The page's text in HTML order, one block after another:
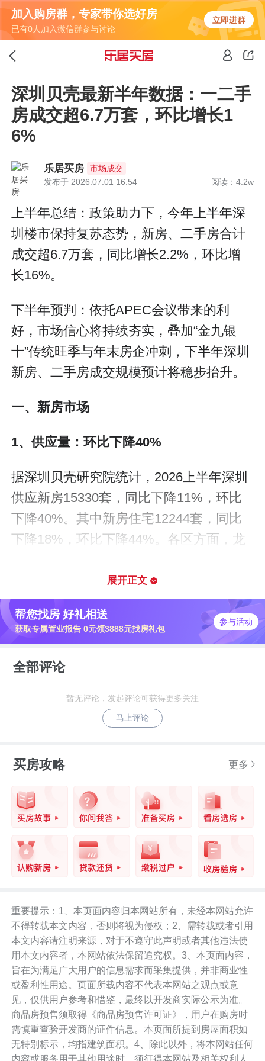
加入购房群，专家带你选好房
已有0人加入微信群参与讨论
立即进群
深圳贝壳最新半年数据：一二手
房成交超6.7万套，环比增长1
6%
乐居买房
市场成交
发布于 2026.07.01 16:54
阅读：4.2w
上半年总结：政策助力下，今年上半年深
圳楼市保持复苏态势，新房、二手房合计
成交超6.7万套，同比增长2.2%，环比增
长16%。
下半年预判：依托APEC会议带来的利
好，市场信心将持续夯实，叠加“金九银
十”传统旺季与年末房企冲刺，下半年深圳
新房、二手房成交规模预计将稳步抬升。
一、新房市场
1、供应量：环比下降40%
据深圳贝壳研究院统计，2026上半年深圳
供应新房15330套，同比下降11%，环比
下降40%。其中新房住宅12244套，同比
下降18%，环比下降44%。各区方面，龙
龙华住宅供应量以4110套领先全市。
在房地产供给侧“控增量、去库存、优供
给”的调控导向下，深圳新房市场紧跟政策
基调，上半年整体新增供应持续收缩，房
企普遍放缓新盘入市节奏。
2、库存与去化
市场持续去化带动新房库存规模回落，据
深圳贝壳研究院统计，今年6月末深圳新房
3.1个月。非住宅预售可售套数为11896
套，去化周期为29个月。
备注：去化周期（月）=月末可售量/前12
月平均销售量，主要反映库存与销售关系
数据来源：深圳住建局 深圳贝壳研究院
展开正文
帮您找房 好礼相送
获取专属置业报告 0元领3888元找房礼包
参与活动
全部评论
暂无评论，发起评论可获得更多关注
马上评论
买房攻略 更多
重要提示：1、本页面内容归本网站所有，未经本网站允许
不得转载本文内容，否则将视为侵权；2、需转载或者引用
本文内容请注明来源，对于不遵守此声明或者其他违法使
用本文内容者，本网站依法保留追究权。3、本页面内容，
旨在为满足广大用户的信息需求而采集提供，并非商业性
或盈利性用途。页面所载内容不代表本网站之观点或意
见，仅供用户参考和借鉴，最终以开发商实际公示为准。
商品房预售须取得《商品房预售许可证》，用户在购房时
需慎重查验开发商的证件信息。本页面所提到房屋面积如
无特别标示，均指建筑面积。4、除此以外，将本网站任何
内容或服务用于其他用途时，须征得本网站及相关权利人